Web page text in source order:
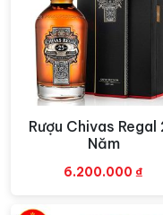
ông vinh dự được Vua
hiệu “Hiệp Sĩ” để
tụy của Ông dành
Xem nhanh
Rượu Chivas Regal
Năm
6.200.000 ₫